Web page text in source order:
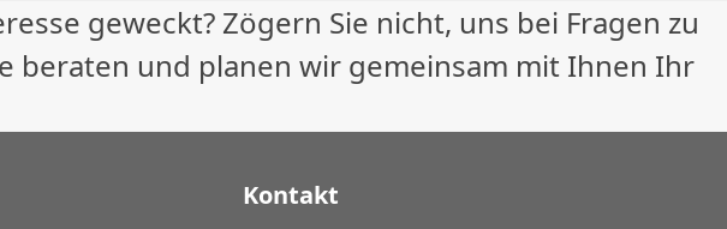
geweckt? Zögern Sie nicht, uns bei Fragen zu
beraten und planen wir gemeinsam mit Ihnen Ihr
Kontakt